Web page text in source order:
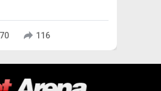
70 116